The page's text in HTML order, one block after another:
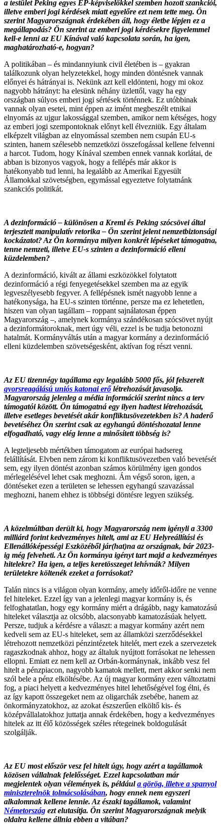
a testület Peking egyes EP-képviselőkkel szemben hozott szankciói,
illetve emberi jogi kérdések miatt egyelőre ezt nem tette meg. Ön
szerint Magyarországnak érdekében áll, hogy életbe lépjen ez a
megállapodás? Ön szerint az emberi jogi kérdésekre figyelemmel
kell-e lenni az EU Kínával való kapcsolata során, ha igen,
maghatározható-e, hogyan?
A politikában – és mindannyiunk civil életében is – gyakran
találkozunk olyan helyzetekkel, hogy minden döntésnek vannak
előnyei és hátrányai is. Nekünk azt kell eldönteni, hogy mi okoz
nagyobb hátrányt: ha elesünk néhány üzlettől, vagy ha egy
országban súlyos emberi jogi sértések történnek. Ez utóbbinak
vannak olyan esetei, mint éppen az imént megbeszélt etnikai
elnyomás az ujgur lakossággal szemben, amikor nem kétséges, hogy
az emberi jogi szempontoknak előnyt kell élvezniük. Egy általam
elképzelt világban az elnyomással szemben nem csupán EU-s
szinten, hanem szélesebb nemzetközi összefogással kellene felvenni
a harcot. Tudom, hogy Kínával szemben ennek vannak korlátai, de
abban is bizonyos vagyok, hogy a fellépés már akkor is
hatékonyabb tud lenni, ha legalább az Amerikai Egyesült
Államokkal szövetségben, egymással egyeztetve folytatnánk
szankciós politikát.
A dezinformáció – különösen a Kreml és Peking szócsövei által
terjesztett manipulatív retorika – Ön szerint jelent nemzetbiztonsági
kockázatot? Az Ön kormánya milyen konkrét lépéseket támogatna,
tenne nemzeti, illetve EU-s szinten a dezinformáció elleni
küzdelemben?
A dezinformáció, kivált az állami eszközökkel folytatott
dezinformáció a régi fenyegetésekkel szemben ma az egyik
legveszélyesebb fegyver. A fellépésnek ismét nagyobb lenne a
hatékonysága, ha EU-s szinten történne, persze ma ez lehetetlen,
hiszen van olyan tagállam – roppant sajnálatosan éppen
Magyarország –, amelynek kormánya szándékosan szócsövet nyújt
a dezinformátoroknak, mert úgy véli, ezzel is be tudja betonozni
hatalmát. Kormányváltás után a magyar kormány a dezinformáció
elleni küzdelemben szövetségesként, aktívan fog részt venni.
Az EU tizennégy tagállama egy legalább 5000 fős, jól felszerelt
gyorsreagálású uniós katonai erőlétrehozását javasolja.
Magyarország jelenleg a média információi szerint nincs a terv
támogatói között. Ön támogatná egy ilyen hadtest létrehozását,
illetve esetleges bevetését akár konfliktusövezetekben is? A haderő
bevetéséhez Ön szerint csak az egyhangú döntéshozatal lenne
elfogadható, vagy elég lenne a minősített többség is?
A legteljesebb mértékben támogatom az európai hadsereg
felállítását. Elvben nem zárom ki konfliktusövezetben való bevetését
sem, egy ilyen döntést azonban számos körülmény igen gondos
mérlegelésével lehet csak meghozni. Ám végső soron, igen, a
döntéseket ezen a területen se lehessen egyhangú szavazással
meghozni, hanem ehhez is többségi döntésre legyen szükség.
A közelmúltban derült ki, hogy Magyarország nem igényli a 3300
milliárd forint kedvezményes hitelt, ami az EU Helyreállítási és
Ellenállóképességi Eszközéből jár(hat)na az országnak, bár 2023-
ig még felveheti. Az Ön kormánya igényt tart majd a kedvezményes
hitelekre? Ha igen, a teljes keretösszeget lehívnák? Milyen
területekre költenék ezeket a forrásokat?
Talán nincs is a világon olyan kormány, amely időről-időre ne venne
fel hiteleket. Ezzel így van a jelenlegi magyar kormány is, és
felfoghatatlan, hogy egy kormány miért a drágább, nagy kamatozású
hiteleket választja az olcsóbb, alacsonyabb kamatozásúak helyett.
Persze, tudjuk a kérdésre a választ: a magyar kormány azért nem
kedveli sem az EU-s hiteleket, sem az államközi szerződésekkel
létrehozott nemzetközi pénzintézetek hitelét, mert ezek a szervezetek
ragaszkodnak ahhoz, hogy az általuk nyújtott forrásokat ne lehessen
ellopni. Emiatt ez nem kell az Orbán-kormánynak, inkább vesz fel
hitelt a pénzpiacon, nagyobb kamatok mellett, mert akkor senki nem
szól bele a pénz elköltésébe. Az új magyar kormány ezen változtatni
fog, a piaci helyett a kedvezményes hitel lehetőségével fog élni, és
az így kapott összegeket nem az oligarchák zsebébe, hanem az
önkormányzatokhoz, az azokat észszerűen elköltő kis- és
középvállalatokhoz juttatja annak érdekében, hogy a kedvezményes
hitelek az itt élő közösségek széles rétegeinek boldogulását
szolgálják.
Az EU most először vesz fel hitelt úgy, hogy azért a tagállamok
közösen vállalnak felelősséget. Ezzel kapcsolatban már
megjelentek olyan vélemények is, példáula görög, illetve a spanyol
miniszterelnök tolmácsolásában, hogy ennek nem egyszeri
alkalomnak kellene lennie. Az északi tagállamok, valamint
Németország ezt elutasítja. Ön szerint Magyarországnak melyik
oldalra kellene állnia ebben a vitában?